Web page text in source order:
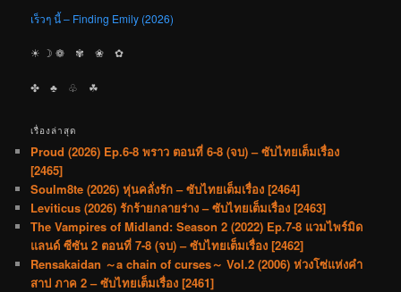
เร็วๆ นี้ – Finding Emily (2026)
☀︎ ☽ ❁ ✾ ❀ ✿
✤ ♣︎ ♧ ☘︎
เรื่องล่าสุด
Proud (2026) Ep.6-8 พราว ตอนที่ 6-8 (จบ) – ซับไทยเต็มเรื่อง
[2465]
Soulm8te (2026) หุ่นคลั่งรัก – ซับไทยเต็มเรื่อง [2464]
Leviticus (2026) รักร้ายกลายร่าง – ซับไทยเต็มเรื่อง [2463]
The Vampires of Midland: Season 2 (2022) Ep.7-8 แวมไพร์มิด
แลนด์ ซีซัน 2 ตอนที่ 7-8 (จบ) – ซับไทยเต็มเรื่อง [2462]
Rensakaidan ～a chain of curses～ Vol.2 (2006) ห่วงโซ่แห่งคำ
สาป ภาค 2 – ซับไทยเต็มเรื่อง [2461]